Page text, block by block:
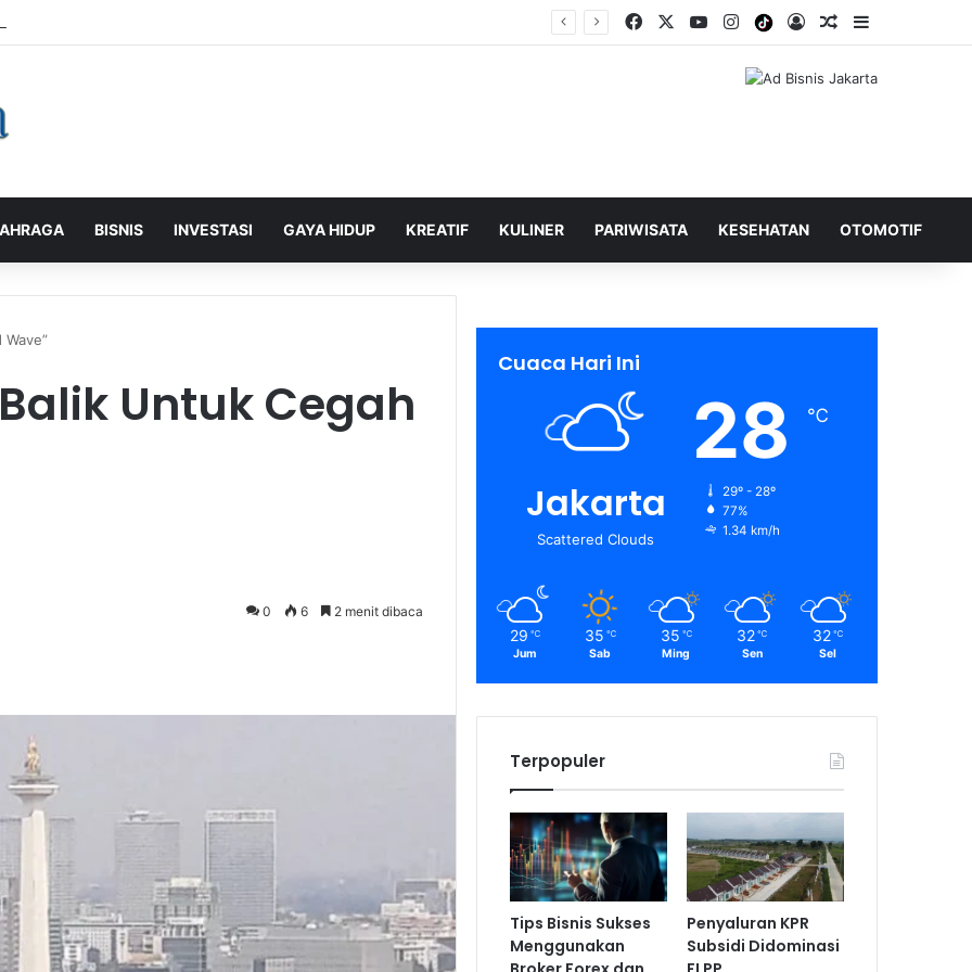
Pelanggan, PLN Icon Plus Sabet Tiga Penghargaan CCW 2026 Facebook YouTubeInstagramTiktokLog InShuffle Berita
BISNIS INVESTASI GAYA HIDUP KREATIF KULINER PARIWISATA KESEHATAN OTOMOTIF
Untuk Cegah
0 6 2 menit dibaca
Cuaca Hari Ini
Jakarta
Scattered Clouds
28 ℃
29º - 28º
77%
1.34 km/h
29 ℃
Jum
35 ℃
Sab
35 ℃
Ming
32 ℃
Sen
32 ℃
Sel
Terpopuler
Tips Bisnis Sukses
Menggunakan
Penyaluran KPR
Subsidi Didominasi